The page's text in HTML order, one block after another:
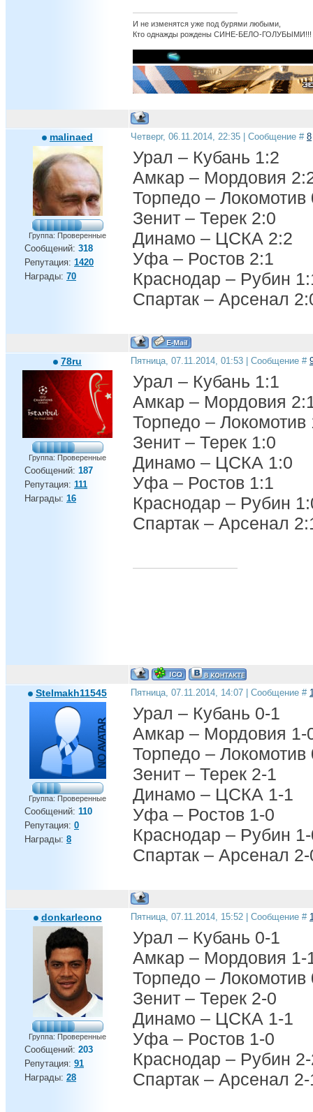
И не изменятся уже под бурями любыми,
Кто однажды рождены СИНЕ-БЕЛО-ГОЛУБЫМИ!!!
malinaed
Группа: Проверенные
Сообщений: 318
Репутация: 1420
Награды: 70
Четверг, 06.11.2014, 22:35 | Сообщение # 8
Урал – Кубань 1:2
Амкар – Мордовия
Торпедо – Локомотив
Зенит – Терек 2:0
Динамо – ЦСКА 2:2
Уфа – Ростов 2:1
Краснодар – Рубин
Спартак – Арсенал
78ru
Группа: Проверенные
Сообщений: 187
Репутация: 111
Награды: 16
Пятница, 07.11.2014, 01:53 | Сообщение #
Урал – Кубань 1:1
Амкар – Мордовия
Торпедо – Локомотив
Зенит – Терек 1:0
Динамо – ЦСКА 1:0
Уфа – Ростов 1:1
Краснодар – Рубин
Спартак – Арсенал
Stelmakh11545
Группа: Проверенные
Сообщений: 110
Репутация: 0
Награды: 8
Пятница, 07.11.2014, 14:07 | Сообщение #
Урал – Кубань 0-1
Амкар – Мордовия 1-
Торпедо – Локомотив
Зенит – Терек 2-1
Динамо – ЦСКА 1-1
Уфа – Ростов 1-0
Краснодар – Рубин
Спартак – Арсенал
donkarleono
Группа: Проверенные
Сообщений: 203
Репутация: 91
Награды: 28
Пятница, 07.11.2014, 15:52 | Сообщение #
Урал – Кубань 0-1
Амкар – Мордовия 1-
Торпедо – Локомотив
Зенит – Терек 2-0
Динамо – ЦСКА 1-1
Уфа – Ростов 1-0
Краснодар – Рубин
Спартак – Арсенал